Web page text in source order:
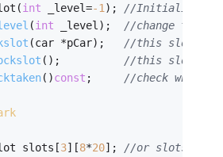
int _level=-1 ); //Initialize
(int _level) ; //change the
(car *pCar) ; //this slot is
() ; //this slot is
()const ; //check
slots[
3][8*20]; //or